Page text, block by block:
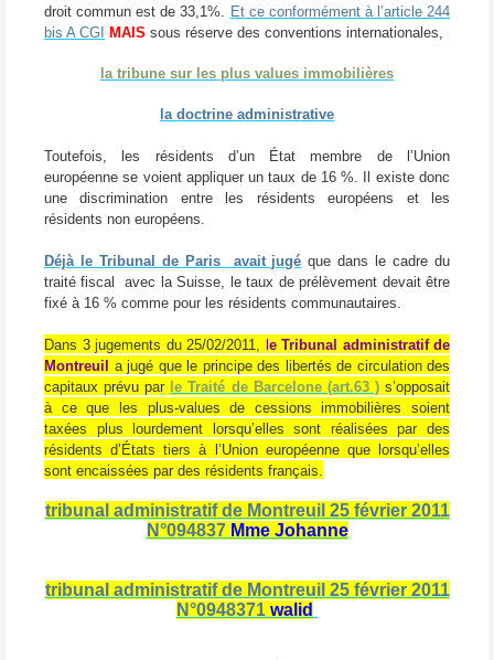
droit commun est de 33,1%. Et ce conformément à l’article 244
bis A CGI MAIS sous réserve des conventions internationales,
la tribune sur les plus values immobilières
la doctrine administrative
Toutefois, les résidents d’un État membre de l’Union
européenne se voient appliquer un taux de 16 %. Il existe donc
une discrimination entre les résidents européens et les
résidents non européens.
Déjà le Tribunal de Paris avait jugé que dans le cadre du
traité fiscal avec la Suisse, le taux de prélèvement devait être
fixé à 16 % comme pour les résidents communautaires.
Dans 3 jugements du 25/02/2011, le Tribunal administratif de
Montreuil a jugé que le principe des libertés de circulation des
capitaux prévu par le Traité de Barcelone (art.63 ) s’opposait
à ce que les plus-values de cessions immobilières soient
taxées plus lourdement lorsqu’elles sont réalisées par des
résidents d’États tiers à l’Union européenne que lorsqu’elles
sont encaissées par des résidents français.
tribunal administratif de Montreuil 25 février 2011
N°094837Mme Johanne
tribunal administratif de Montreuil 25 février 2011
N°0948371 walid